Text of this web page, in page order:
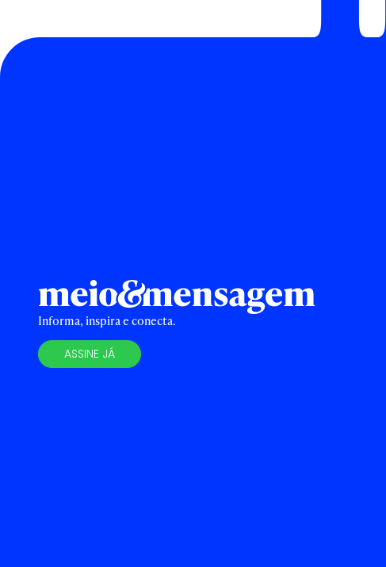
Informa, inspira e conecta.
ASSINE JÁ